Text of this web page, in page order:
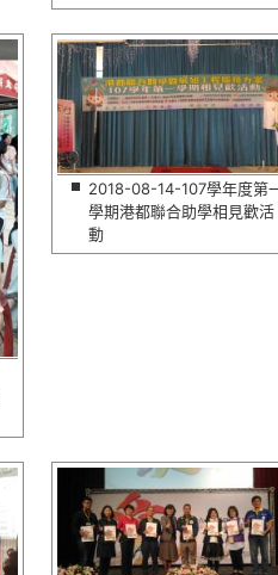
2018-08-14-107學年度第
學期港都聯合助學相見歡活
動